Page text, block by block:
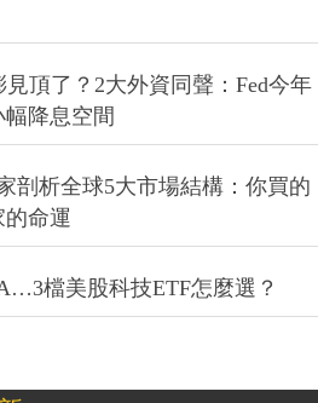
頂了？2大外資同聲：Fed今年
降息空間
剖析全球5大市場結構：你買的
命運
檔美股科技ETF怎麼選？